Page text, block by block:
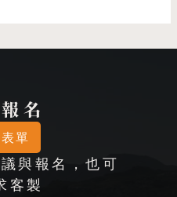
名
單
與報名，也可
客製